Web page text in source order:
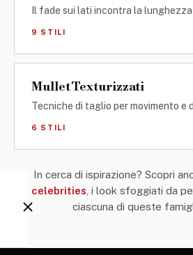
Il fade sui lati incontra la
9 STILI
Mullet Texturizzati
Tecniche di taglio per movimento e
6 STILI
In cerca di ispirazione? Scopri
celebrities , i look sfoggiati da
ciascuna di queste